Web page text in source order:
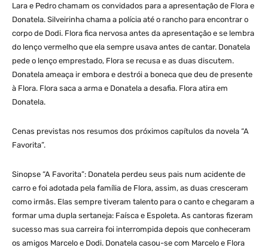
Lara e Pedro chamam os convidados para a apresentação de Flora e
Donatela. Silveirinha chama a polícia até o rancho para encontrar o
corpo de Dodi. Flora fica nervosa antes da apresentação e se lembra
do lenço vermelho que ela sempre usava antes de cantar. Donatela
pede o lenço emprestado, Flora se recusa e as duas discutem.
Donatela ameaça ir embora e destrói a boneca que deu de presente
à Flora. Flora saca a arma e Donatela a desafia. Flora atira em
Donatela.
Cenas previstas nos resumos dos próximos capítulos da novela “A
Favorita”.
Sinopse “A Favorita”: Donatela perdeu seus pais num acidente de
carro e foi adotada pela família de Flora, assim, as duas cresceram
como irmãs. Elas sempre tiveram talento para o canto e chegaram a
formar uma dupla sertaneja: Faísca e Espoleta. As cantoras fizeram
sucesso mas sua carreira foi interrompida depois que conheceram
os amigos Marcelo e Dodi. Donatela casou-se com Marcelo e Flora